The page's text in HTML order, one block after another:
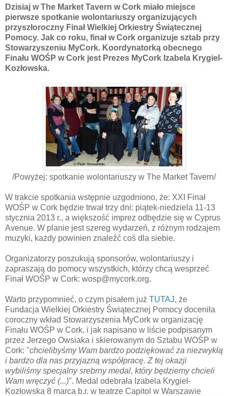
Dzisiaj w The Market Tavern w Cork miało miejsce
pierwsze spotkanie wolontariuszy organizujących
przyszłoroczny Finał Wielkiej Orkiestry Świątecznej
Pomocy. Jak co roku, finał w Cork organizuje sztab przy
Stowarzyszeniu MyCork. Koordynatorką obecnego
Finału WOŚP w Cork jest Prezes MyCork Izabela Krygiel-
Kozłowska.
/Powyżej: spotkanie wolontariuszy w The Market Tavern/
W trakcie spotkania wstępnie uzgodniono, że: XXI Finał
WOŚP w Cork będzie trwał trzy dni: piątek-niedziela 11-13
stycznia 2013 r., a większość imprez odbędzie się w Cyprus
Avenue. W planie jest szereg wydarzeń, z różnym rodzajem
muzyki, każdy powinien znaleźć coś dla siebie.
Organizatorzy poszukują sponsorów, wolontariuszy i
zapraszają do pomocy wszystkich, którzy chcą wesprzeć
Finał WOŚP w Cork: wosp@mycork.org.
Warto przypomnieć, o czym pisałem już TUTAJ, że
Fundacja Wielkiej Orkiestry Świątecznej Pomocy doceniła
coroczny wkład Stowarzyszenia MyCork w organizację
Finału WOŚP w Cork, i jak napisano w liście podpisanym
przez Jerzego Owsiaka i skierowanym do Sztabu WOŚP w
Cork: "chcielibyśmy Wam bardzo podziękować za niezwykłą
i bardzo dla nas przyjazną współpracę. Z tej okazji
wybiliśmy specjalny srebrny medal, który będziemy chcieli
Wam wręczyć (...)". Medal odebrała Izabela Krygiel-
Kozłowska 8 marca b.r. w teatrze Capitol w Warszawie